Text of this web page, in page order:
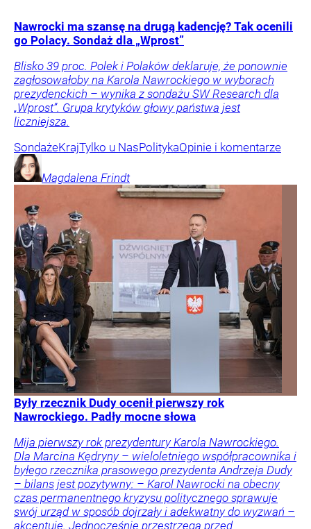
Nawrocki ma szansę na drugą kadencję? Tak ocenili
go Polacy. Sondaż dla „Wprost”
Blisko 39 proc. Polek i Polaków deklaruje, że ponownie
zagłosowałoby na Karola Nawrockiego w wyborach
prezydenckich – wynika z sondażu SW Research dla
„Wprost”. Grupa krytyków głowy państwa jest
liczniejsza.
SondażeKrajTylko u NasPolitykaOpinie i komentarze
Magdalena Frindt
Były rzecznik Dudy ocenił pierwszy rok
Nawrockiego. Padły mocne słowa
Mija pierwszy rok prezydentury Karola Nawrockiego.
Dla Marcina Kędryny – wieloletniego współpracownika i
byłego rzecznika prasowego prezydenta Andrzeja Dudy
– bilans jest pozytywny: – Karol Nawrocki na obecny
czas permanentnego kryzysu politycznego sprawuje
swój urząd w sposób dojrzały i adekwatny do wyzwań –
akcentuje. Jednocześnie przestrzega przed